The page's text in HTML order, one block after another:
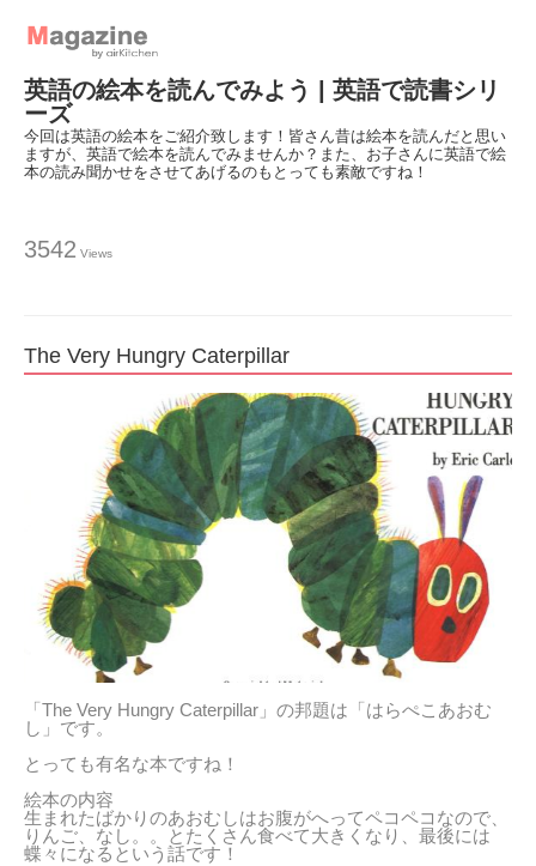
英語の絵本を読んでみよう | 英語で読書シリ
ーズ
今回は英語の絵本をご紹介致します！皆さん昔は絵本を読んだと思い
ますが、英語で絵本を読んでみませんか？また、お子さんに英語で絵
本の読み聞かせをさせてあげるのもとっても素敵ですね！
3542 Views
The Very Hungry Caterpillar
「The Very Hungry Caterpillar」の邦題は「はらぺこあおむ
し」です。
とっても有名な本ですね！
絵本の内容
生まれたばかりのあおむしはお腹がへってペコペコなので、
りんご、なし。。とたくさん食べて大きくなり、最後には
蝶々になるという話です！